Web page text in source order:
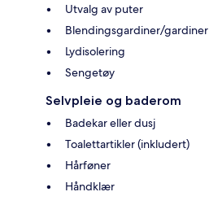
Utvalg av puter
Blendingsgardiner/gardiner
Lydisolering
Sengetøy
Selvpleie og baderom
Badekar eller dusj
Toalettartikler (inkludert)
Hårføner
Håndklær